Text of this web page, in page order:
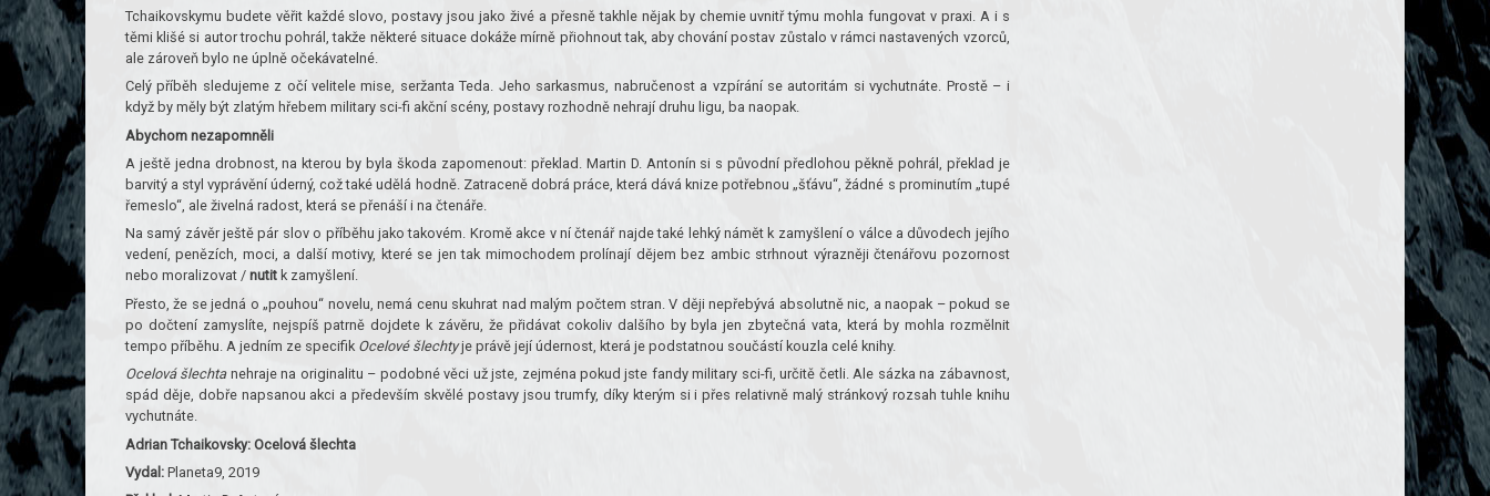
Tchaikovskymu budete věřit každé slovo, postavy jsou jako živé a přesně takhle nějak by chemie uvnitř týmu mohla fungovat v praxi. A i s
těmi klišé si autor trochu pohrál, takže některé situace dokáže mírně přiohnout tak, aby chování postav zůstalo v rámci nastavených vzorců,
ale zároveň bylo ne úplně očekávatelné.
Celý příběh sledujeme z očí velitele mise, seržanta Teda. Jeho sarkasmus, nabručenost a vzpírání se autoritám si vychutnáte. Prostě – i
když by měly být zlatým hřebem military sci-fi akční scény, postavy rozhodně nehrají druhu ligu, ba naopak.
Abychom nezapomněli
A ještě jedna drobnost, na kterou by byla škoda zapomenout: překlad. Martin D. Antonín si s původní předlohou pěkně pohrál, překlad je
barvitý a styl vyprávění úderný, což také udělá hodně. Zatraceně dobrá práce, která dává knize potřebnou „šťávu“, žádné s prominutím „tupé
řemeslo“, ale živelná radost, která se přenáší i na čtenáře.
Na samý závěr ještě pár slov o příběhu jako takovém. Kromě akce v ní čtenář najde také lehký námět k zamyšlení o válce a důvodech jejího
vedení, penězích, moci, a další motivy, které se jen tak mimochodem prolínají dějem bez ambic strhnout výrazněji čtenářovu pozornost
nebo moralizovat / nutitk zamyšlení.
Přesto, že se jedná o „pouhou“ novelu, nemá cenu skuhrat nad malým počtem stran. V ději nepřebývá absolutně nic, a naopak – pokud se
po dočtení zamyslíte, nejspíš patrně dojdete k závěru, že přidávat cokoliv dalšího by byla jen zbytečná vata, která by mohla rozmělnit
tempo příběhu. A jedním ze specifik Ocelové šlechtyje právě její údernost, která je podstatnou součástí kouzla celé knihy.
Ocelová šlechta nehraje na originalitu – podobné věci už jste, zejména pokud jste fandy military sci-fi, určitě četli. Ale sázka na zábavnost,
spád děje, dobře napsanou akci a především skvělé postavy jsou trumfy, díky kterým si i přes relativně malý stránkový rozsah tuhle knihu
vychutnáte.
Adrian Tchaikovsky: Ocelová šlechta
Vydal:Planeta9, 2019